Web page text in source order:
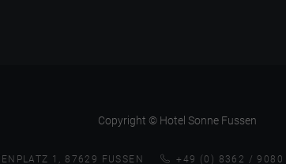
Copyright © Hotel Sonne Fussen
1, 87629 FUSSEN +49 (0) 8362 / 9080